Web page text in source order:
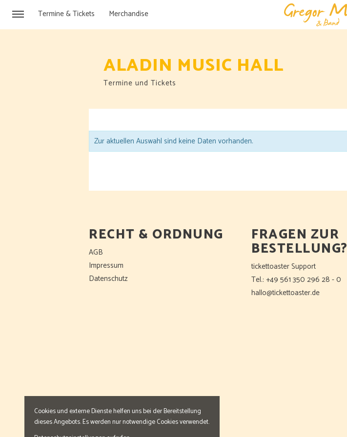
Termine & Tickets Merchandise
ALADIN MUSIC HALL
Termine und Tickets
Zur aktuellen Auswahl sind keine Daten vorhanden.
RECHT & ORDNUNG
AGB
Impressum
Datenschutz
FRAGEN ZUR
BESTELLUNG?
tickettoaster Support
Tel.: +49 561 350 296 28 - 0
hallo@tickettoaster.de
Cookies und externe Dienste helfen uns bei der Bereitstellung
dieses Angebots. Es werden nur notwendige Cookies verwendet.